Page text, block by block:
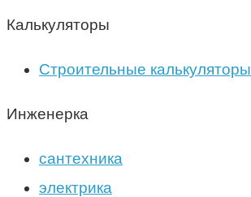
Калькуляторы
Строительные калькуляторы
Инженерка
сантехника
электрика